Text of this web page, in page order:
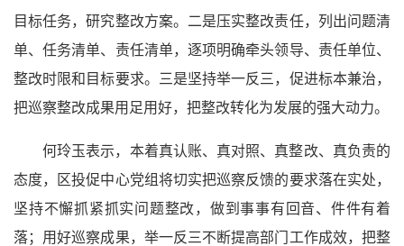
目标任务，研究整改方案。二是压实整改责任，列出问题清
单、任务清单、责任清单，逐项明确牵头领导、责任单位、
整改时限和目标要求。三是坚持举一反三，促进标本兼治，
把巡察整改成果用足用好，把整改转化为发展的强大动力。
何玲玉表示，本着真认账、真对照、真整改、真负责的
态度，区投促中心党组将切实把巡察反馈的要求落在实处，
坚持不懈抓紧抓实问题整改，做到事事有回音、件件有着
落；用好巡察成果，举一反三不断提高部门工作成效，把整